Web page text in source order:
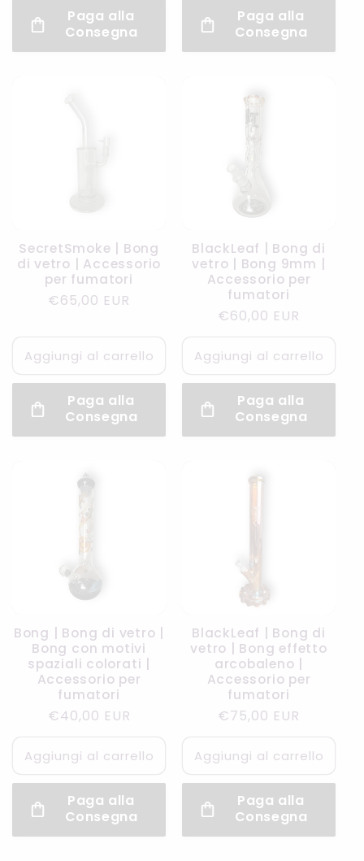
Paga alla
Consegna
Paga alla
Consegna
SecretSmoke | Bong
di vetro | Accessorio
per fumatori
Prezzo
€65,00 EUR
Aggiungi al carrello
Paga alla
Consegna
BlackLeaf | Bong di
vetro | Bong 9mm |
Accessorio per
fumatori
Prezzo
listino
€60,00 EUR
Aggiungi al carrello
Paga alla
Consegna
Bong | Bong di vetro |
Bong con motivi
spaziali colorati |
Accessorio per
fumatori
Prezzo
listino
€40,00 EUR
Aggiungi al carrello
Paga alla
Consegna
BlackLeaf | Bong di
vetro | Bong effetto
arcobaleno |
Accessorio per
fumatori
Prezzo
listino
€75,00 EUR
Aggiungi al carrello
Paga alla
Consegna